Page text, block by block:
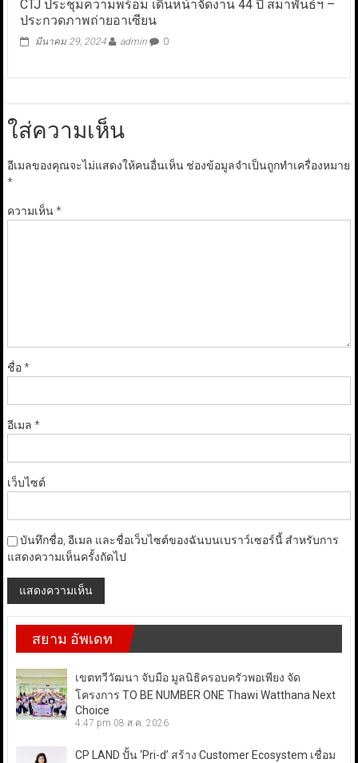
CTJ ประชุมความพร้อม เดินหน้าจัดงาน 44 ปี สมาพันธ์ฯ –
ประกวดภาพถ่ายอาเซียน
มีนาคม 29, 2024 admin 0
ใส่ความเห็น
อีเมลของคุณจะไม่แสดงให้คนอื่นเห็น ช่องข้อมูลจำเป็นถูกทำเครื่องหมาย
*
ความเห็น*
ชื่อ*
อีเมล *
เว็บไซต์
บันทึกชื่อ, อีเมล และชื่อเว็บไซต์ของฉันบนเบราว์เซอร์นี้ สำหรับการ
แสดงความเห็นครั้งถัดไป
สยาม อัพเดท
เขตทวีวัฒนา จับมือ มูลนิธิครอบครัวพอเพียง จัด
โครงการ TO BE NUMBER ONE Thawi Watthana Next
Choice
4:47 pm 08 ส.ค. 2026
CP LAND ปั้น ‘Pri-d’ สร้าง Customer Ecosystem เชื่อม